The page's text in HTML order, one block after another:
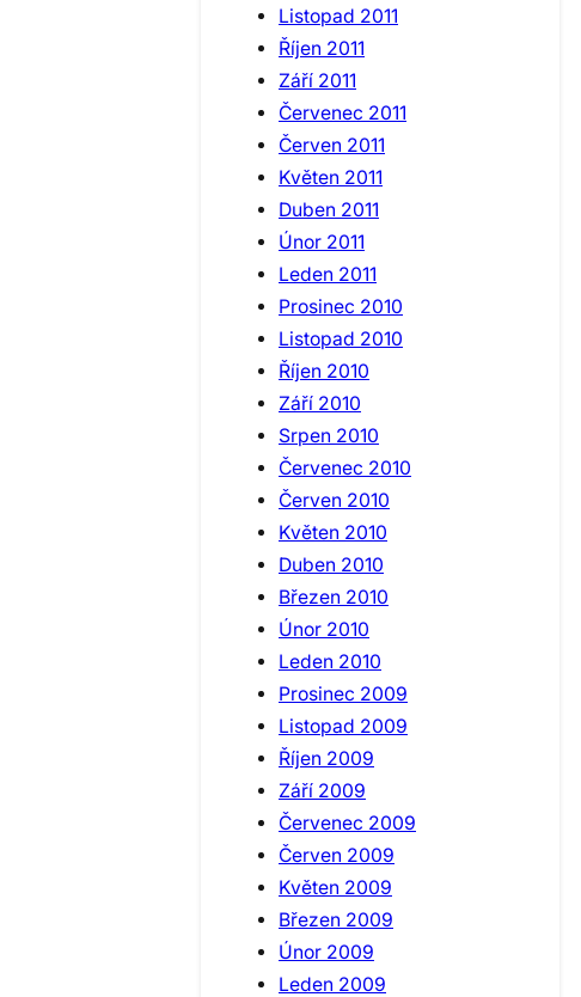
Listopad 2011
Říjen 2011
Září 2011
Červenec 2011
Červen 2011
Květen 2011
Duben 2011
Únor 2011
Leden 2011
Prosinec 2010
Listopad 2010
Říjen 2010
Září 2010
Srpen 2010
Červenec 2010
Červen 2010
Květen 2010
Duben 2010
Březen 2010
Únor 2010
Leden 2010
Prosinec 2009
Listopad 2009
Říjen 2009
Září 2009
Červenec 2009
Červen 2009
Květen 2009
Březen 2009
Únor 2009
Leden 2009